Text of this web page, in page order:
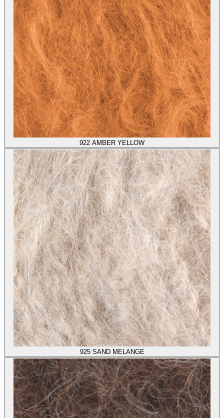
922 AMBER YELLOW
925 SAND MELANGE